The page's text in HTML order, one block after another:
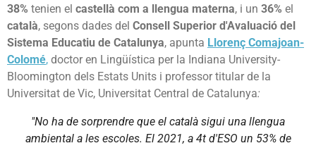
38% tenien el castellà com a llengua materna, i un 36% el
català, segons dades del Consell Superior d'Avaluació del
Sistema Educatiu de Catalunya, apunta Llorenç Comajoan-
Colomé, doctor en Lingüística per la Indiana University-
Bloomington dels Estats Units i professor titular de la
Universitat de Vic, Universitat Central de Catalunya:
"No ha de sorprendre que el català sigui una llengua
ambiental a les escoles. El 2021, a 4t d'ESO un 53% de